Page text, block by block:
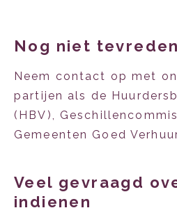
Nog niet
Neem contact op met
partijen als de
(HBV),
Gemeenten Goed
veel gevraagd over klacht
indienen